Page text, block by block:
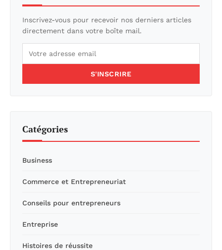
Inscrivez-vous pour recevoir nos derniers articles
directement dans votre boîte mail.
S'INSCRIRE
Catégories
Business
Commerce et Entrepreneuriat
Conseils pour entrepreneurs
Entreprise
Histoires de réussite